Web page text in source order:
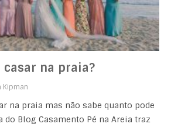
na praia?
Kipman
na praia mas não sabe quanto pode
do Blog Casamento Pé na Areia traz